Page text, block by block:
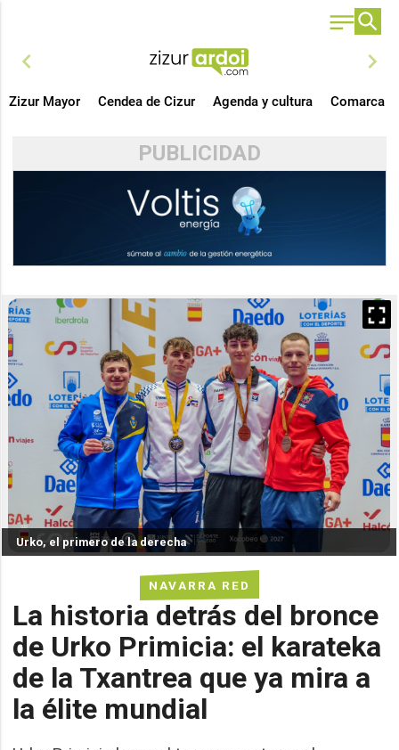
chevron_left chevron_right
Zizur Mayor Cendea de Cizur Agenda y cultura Comarca
PUBLICIDAD
NAVARRA RED
La historia detrás del bronce
de Urko Primicia: el karateka
de la Txantrea que ya mira a
la élite mundial
Urko, el primero de la derecha